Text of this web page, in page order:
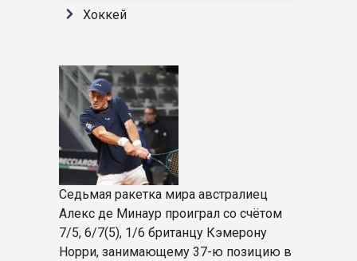
Хоккей
Седьмая ракетка мира австралиец
Алекс де Минаур проиграл со счётом
7/5, 6/7(5), 1/6 британцу Кэмерону
Норри, занимающему 37-ю позицию в